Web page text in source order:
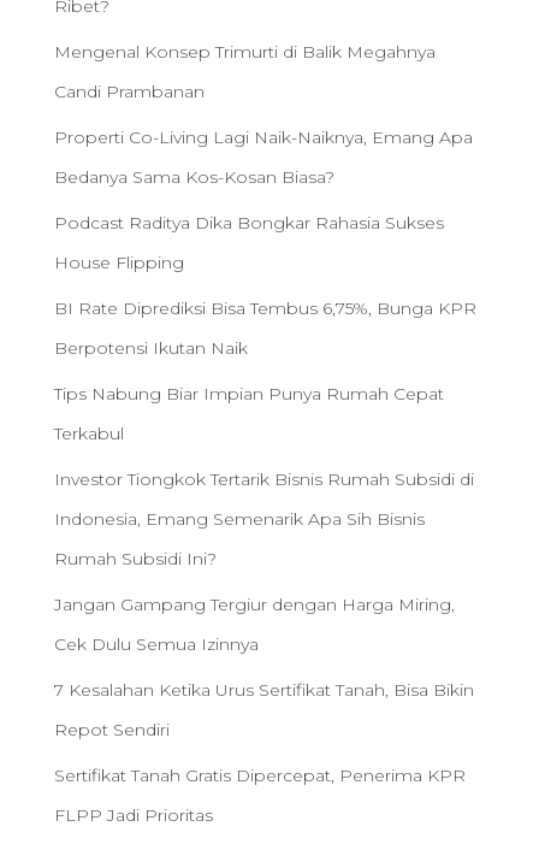
:Ribet?
Mengenal Konsep Trimurti di Balik Megahnya
Candi Prambanan
Properti Co-Living Lagi Naik-Naiknya, Emang Apa
Bedanya Sama Kos-Kosan Biasa?
Podcast Raditya Dika Bongkar Rahasia Sukses
House Flipping
BI Rate Diprediksi Bisa Tembus 6,75%, Bunga KPR
Berpotensi Ikutan Naik
Tips Nabung Biar Impian Punya Rumah Cepat
Terkabul
Investor Tiongkok Tertarik Bisnis Rumah Subsidi di
Indonesia, Emang Semenarik Apa Sih Bisnis
Rumah Subsidi Ini?
Jangan Gampang Tergiur dengan Harga Miring,
Cek Dulu Semua Izinnya
7 Kesalahan Ketika Urus Sertifikat Tanah, Bisa Bikin
Repot Sendiri
Sertifikat Tanah Gratis Dipercepat, Penerima KPR
FLPP Jadi Prioritas